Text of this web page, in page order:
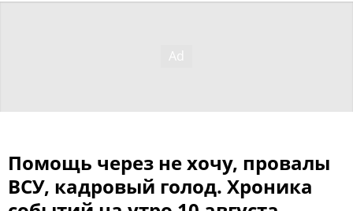
Помощь через не хочу, провалы
ВСУ, кадровый голод. Хроника